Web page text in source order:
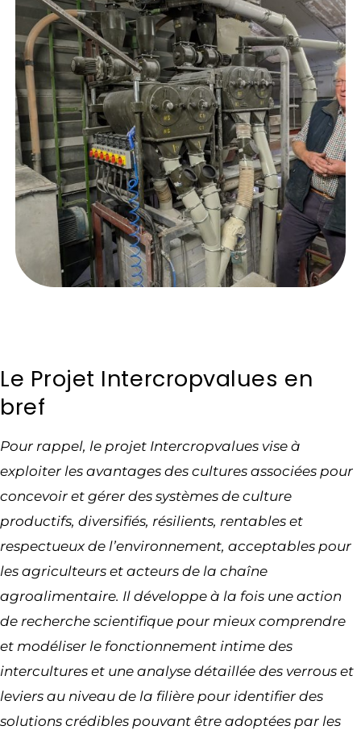
Le Projet Intercropvalues en
bref
Pour rappel, le projet Intercropvalues vise à
exploiter les avantages des cultures associées pour
concevoir et gérer des systèmes de culture
productifs, diversifiés, résilients, rentables et
respectueux de l’environnement, acceptables pour
les agriculteurs et acteurs de la chaîne
agroalimentaire. Il développe à la fois une action
de recherche scientifique pour mieux comprendre
et modéliser le fonctionnement intime des
intercultures et une analyse détaillée des verrous et
leviers au niveau de la filière pour identifier des
solutions crédibles pouvant être adoptées par les